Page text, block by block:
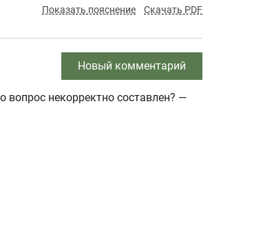
Показать пояснение Скачать PDF
Новый комментарий
некорректно составлен? —